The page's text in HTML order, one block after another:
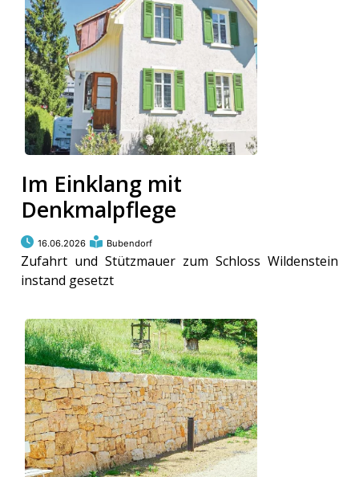
Im Einklang mit
Denkmalpflege
16.06.2026 Bubendorf
Zufahrt und Stützmauer zum Schloss Wildenstein
instand gesetzt